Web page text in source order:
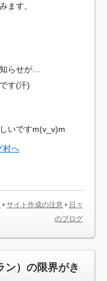
ます。
らせが…
す(汗)
いですm(v_v)m
• サイト作成の注意 • 日々
のブログ
ン）の限界がき